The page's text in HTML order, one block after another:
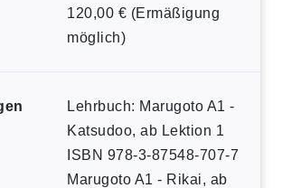
120,00 € (Ermäßigung
möglich)
Lehrbuch: Marugoto A1 -
Katsudoo, ab Lektion 1
ISBN 978-3-87548-707-7
Marugoto A1 - Rikai, ab